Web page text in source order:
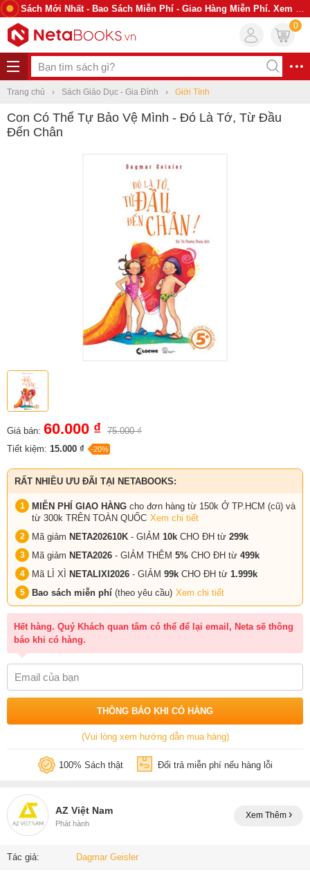
Sách Mới Nhất - Bao Sách Miễn Phí - Giao Hàng Miễn Phí. Xem Ngay
0
Trang chủ Sách Giáo Dục - Gia Đình Giới Tính
Con Có Thể Tự Bảo Vệ Mình - Đó Là Tớ, Từ Đầu
Đến Chân
Giá bán: 60.000 ₫ 75.000 ₫
Tiết kiệm: 15.000 ₫ -20%
RẤT NHIỀU ƯU ĐÃI TẠI NETABOOKS:
MIỄN PHÍ GIAO HÀNG cho đơn hàng từ 150k Ở TP.HCM (cũ) và
từ 300k TRÊN TOÀN QUỐC Xem chi tiết
Mã giảm NETA202610K - GIẢM 10k CHO ĐH từ 299k
Mã giảm NETA2026 - GIẢM THÊM 5% CHO ĐH từ 499k
Mã LÌ XÌ NETALIXI2026 - GIẢM 99k CHO ĐH từ 1.999k
Bao sách miễn phí (theo yêu cầu) Xem chi tiết
Hết hàng. Quý Khách quan tâm có thể để lại email, Neta sẽ thông
báo khi có hàng.
THÔNG BÁO KHI CÓ HÀNG
(Vui lòng xem hướng dẫn mua hàng)
100% Sách thật Đổi trả miễn phí nếu hàng lỗi
AZ Việt Nam
Phát hành
Xem Thêm
Tác giả: Dagmar Geisler